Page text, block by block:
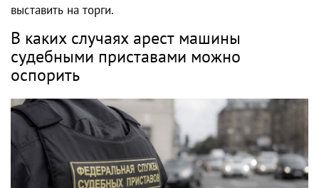
выставить на торги.
В каких случаях арест машины
судебными приставами можно
оспорить